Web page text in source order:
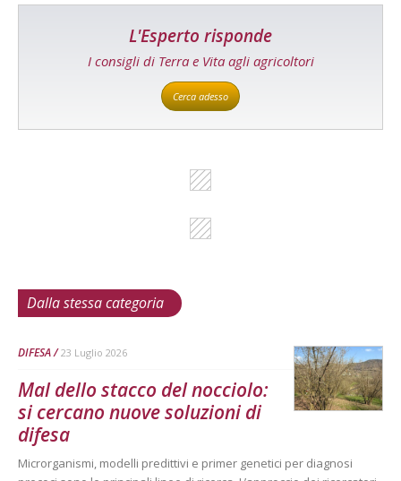
L'Esperto risponde
I consigli di Terra e Vita agli agricoltori
Cerca adesso
Dalla stessa categoria
DIFESA 23 Luglio 2026
Mal dello stacco del nocciolo:
si cercano nuove soluzioni di
difesa
Microrganismi, modelli predittivi e primer genetici per diagnosi